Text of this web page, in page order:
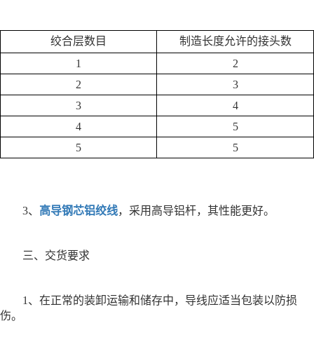
绞合层数目
制造长度允许的接头数
1
2
2
3
3
4
4
5
5
5
3、 高导钢芯铝绞线，采用高导铝杆，其性能更好。
三、交货要求
1、在正常的装卸运输和储存中，导线应适当包装以防损
伤。